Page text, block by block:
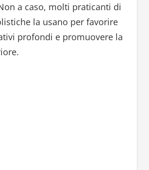
a caso, molti praticanti di
la usano per favorire
profondi e promuovere la